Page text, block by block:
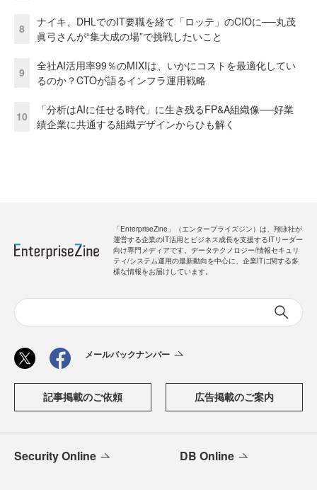
8
ナイキ、DHLでのIT要職を経て「ロッテ」のCIOに──丸茂
眞弓さんが“集大成の場”で挑戦したいこと
9
全社AI活用率99％のMIXIは、いかにコストを最適化してい
るのか？CTOが語るインフラ運用戦略
10
「分析はAIに任せる時代」に生き残るFP&A組織像──好業
績企業に共通する組織デザインからひも解く
「EnterpriseZine」（エンタープライズジン）は、翔泳社が
運営する企業のIT活用とビジネス成長を支援するITリーダー
向け専門メディアです。データテクノロジー/情報セキュリ
ティ/システム運用の最新動向を中心に、企業ITに関する多
様な情報をお届けしています。
メールバックナンバー
記事掲載のご依頼 広告掲載のご案内
Security Online DB Online